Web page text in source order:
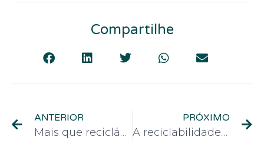
Compartilhe
ANTERIOR
Mais que reciclável: por que sua embalagem precisa ser reciclada
PRÓXIMO
A reciclabilidade da embalagem começa no seu projeto: corpo, rótulo e tampa fazem a diferença